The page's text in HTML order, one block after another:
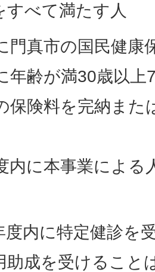
すべて満たす人
門真市の国民健康
年齢が満30歳以上
保険料を完納また
内に本事業による
度内に特定健診を
助成を受けること